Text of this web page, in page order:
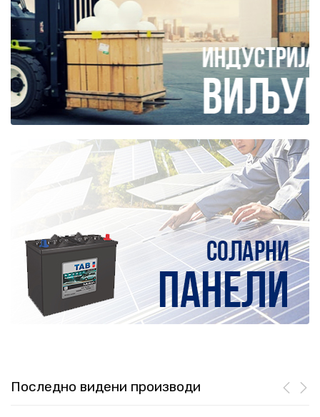
Последно видени производи